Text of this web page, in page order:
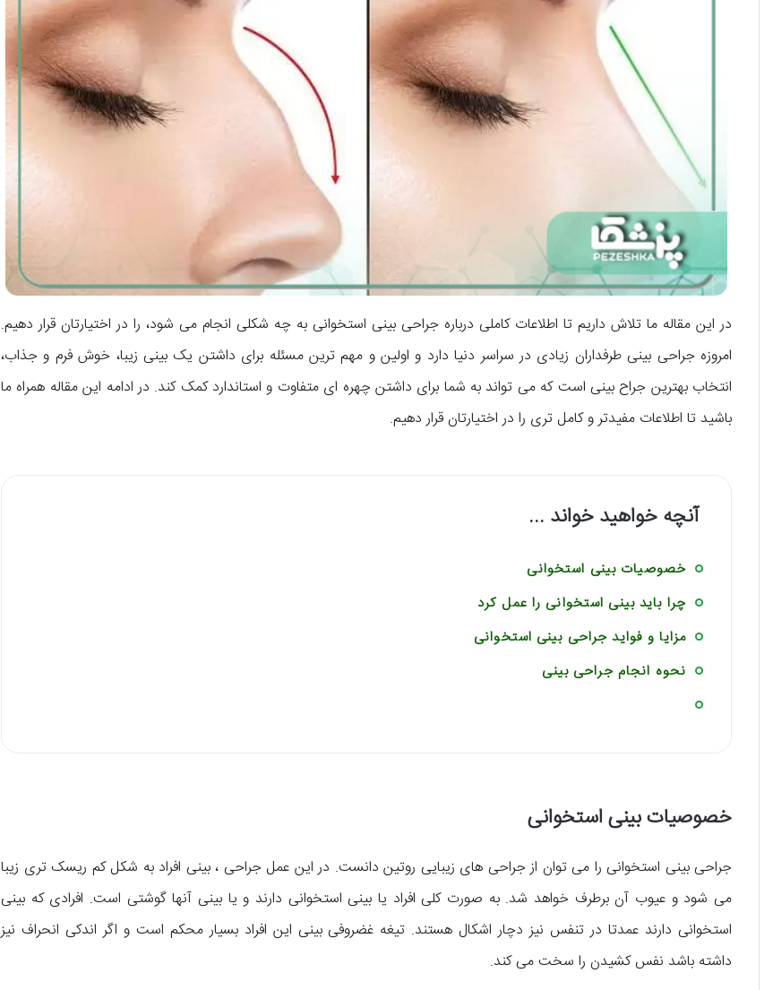
در این مقاله ما تلاش داریم تا اطلاعات کاملی درباره جراحی بینی استخوانی به چه شکلی انجام می شود، را در اختیارتان قرار دهیم.
امروزه جراحی بینی طرفداران زیادی در سراسر دنیا دارد و اولین و مهم ترین مسئله برای داشتن یک بینی زیبا، خوش فرم و جذاب،
انتخاب بهترین جراح بینی است که می تواند به شما برای داشتن چهره ای متفاوت و استاندارد کمک کند. در ادامه این مقاله همراه ما
باشید تا اطلاعات مفیدتر و کامل تری را در اختیارتان قرار دهیم.
آنچه خواهید خواند ...
خصوصیات بینی استخوانی
چرا باید بینی استخوانی را عمل کرد
مزایا و فواید جراحی بینی استخوانی
نحوه انجام جراحی بینی
خصوصیات بینی استخوانی
جراحی بینی استخوانی را می توان از جراحی های زیبایی روتین دانست. در این عمل جراحی ، بینی افراد به شکل کم ریسک تری زیبا
می شود و عیوب آن برطرف خواهد شد. به صورت کلی افراد یا بینی استخوانی دارند و یا بینی آنها گوشتی است. افرادی که بینی
استخوانی دارند عمدتا در تنفس نیز دچار اشکال هستند. تیغه غضروفی بینی این افراد بسیار محکم است و اگر اندکی انحراف نیز
داشته باشد نفس کشیدن را سخت می کند.